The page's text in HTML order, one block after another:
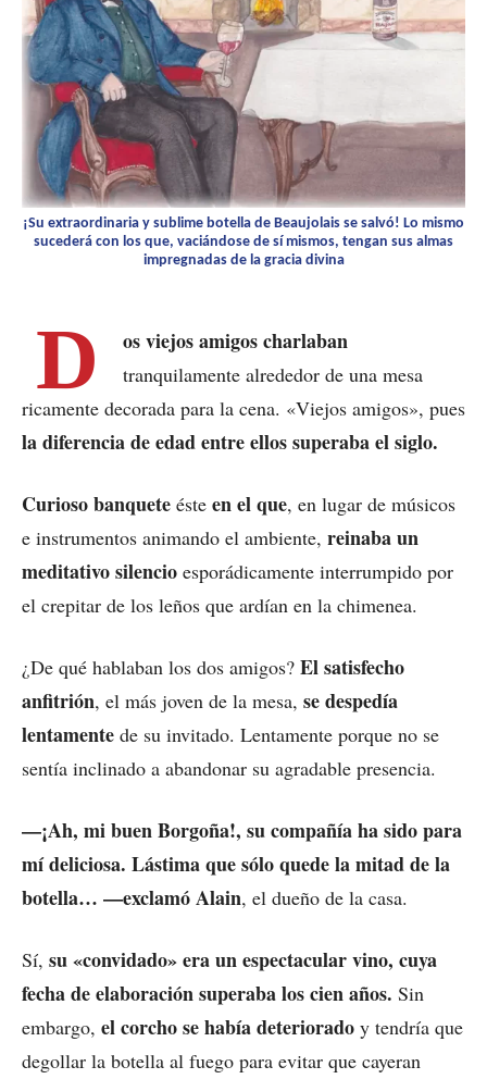
¡Su extraordinaria y sublime botella de Beaujolais se salvó! Lo mismo
sucederá con los que, vaciándose de sí mismos, tengan sus almas
impregnadas de la gracia divina
D os viejos amigos charlaban
tranquilamente alrededor de una mesa
ricamente decorada para la cena. «Viejos amigos», pues
la diferencia de edad entre ellos superaba el siglo.
Curioso banquete éste en el que, en lugar de músicos
e instrumentos animando el ambiente, reinaba un
meditativo silencio esporádicamente interrumpido por
el crepitar de los leños que ardían en la chimenea.
¿De qué hablaban los dos amigos? El satisfecho
anfitrión, el más joven de la mesa, se despedía
lentamente de su invitado. Lentamente porque no se
sentía inclinado a abandonar su agradable presencia.
—¡Ah, mi buen Borgoña!, su compañía ha sido para
mí deliciosa. Lástima que sólo quede la mitad de la
botella… —exclamó Alain, el dueño de la casa.
Sí, su «convidado» era un espectacular vino, cuya
fecha de elaboración superaba los cien años. Sin
embargo, el corcho se había deteriorado y tendría que
degollar la botella al fuego para evitar que cayeran